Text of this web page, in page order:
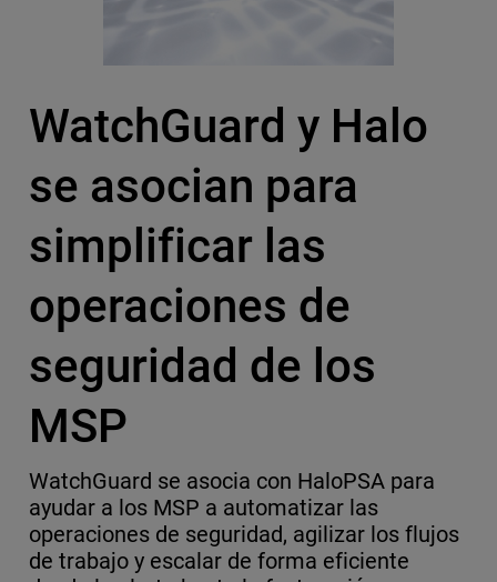
WatchGuard y Halo
se asocian para
simplificar las
operaciones de
seguridad de los
MSP
WatchGuard se asocia con HaloPSA para
ayudar a los MSP a automatizar las
operaciones de seguridad, agilizar los flujos
de trabajo y escalar de forma eficiente